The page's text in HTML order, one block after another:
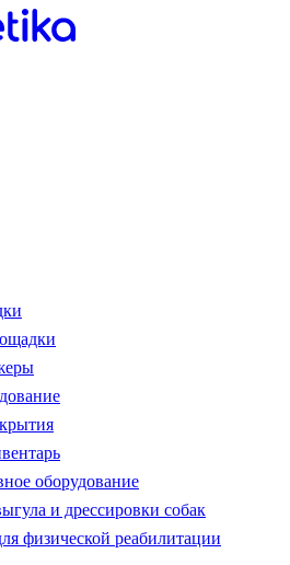
оборудование
и дрессировки собак
физической реабилитации